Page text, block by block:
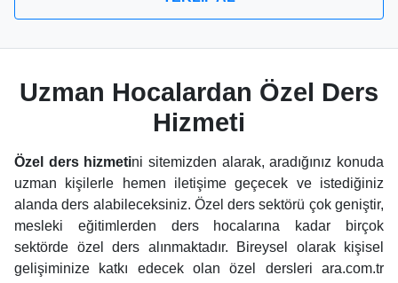
Uzman Hocalardan Özel Ders
Hizmeti
Özel ders hizmetini sitemizden alarak, aradığınız konuda
uzman kişilerle hemen iletişime geçecek ve istediğiniz
alanda ders alabileceksiniz. Özel ders sektörü çok geniştir,
mesleki eğitimlerden ders hocalarına kadar birçok
sektörde özel ders alınmaktadır. Bireysel olarak kişisel
gelişiminize katkı edecek olan özel dersleri ara.com.tr